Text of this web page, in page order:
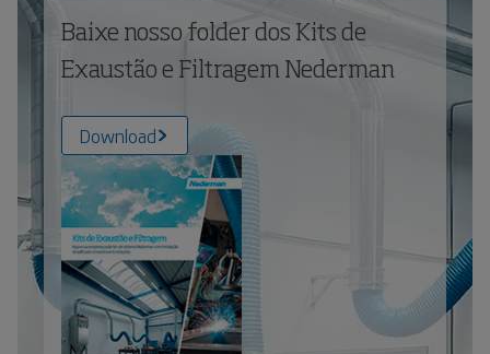
Baixe nosso folder dos Kits de
Exaustão e Filtragem Nederman
Download